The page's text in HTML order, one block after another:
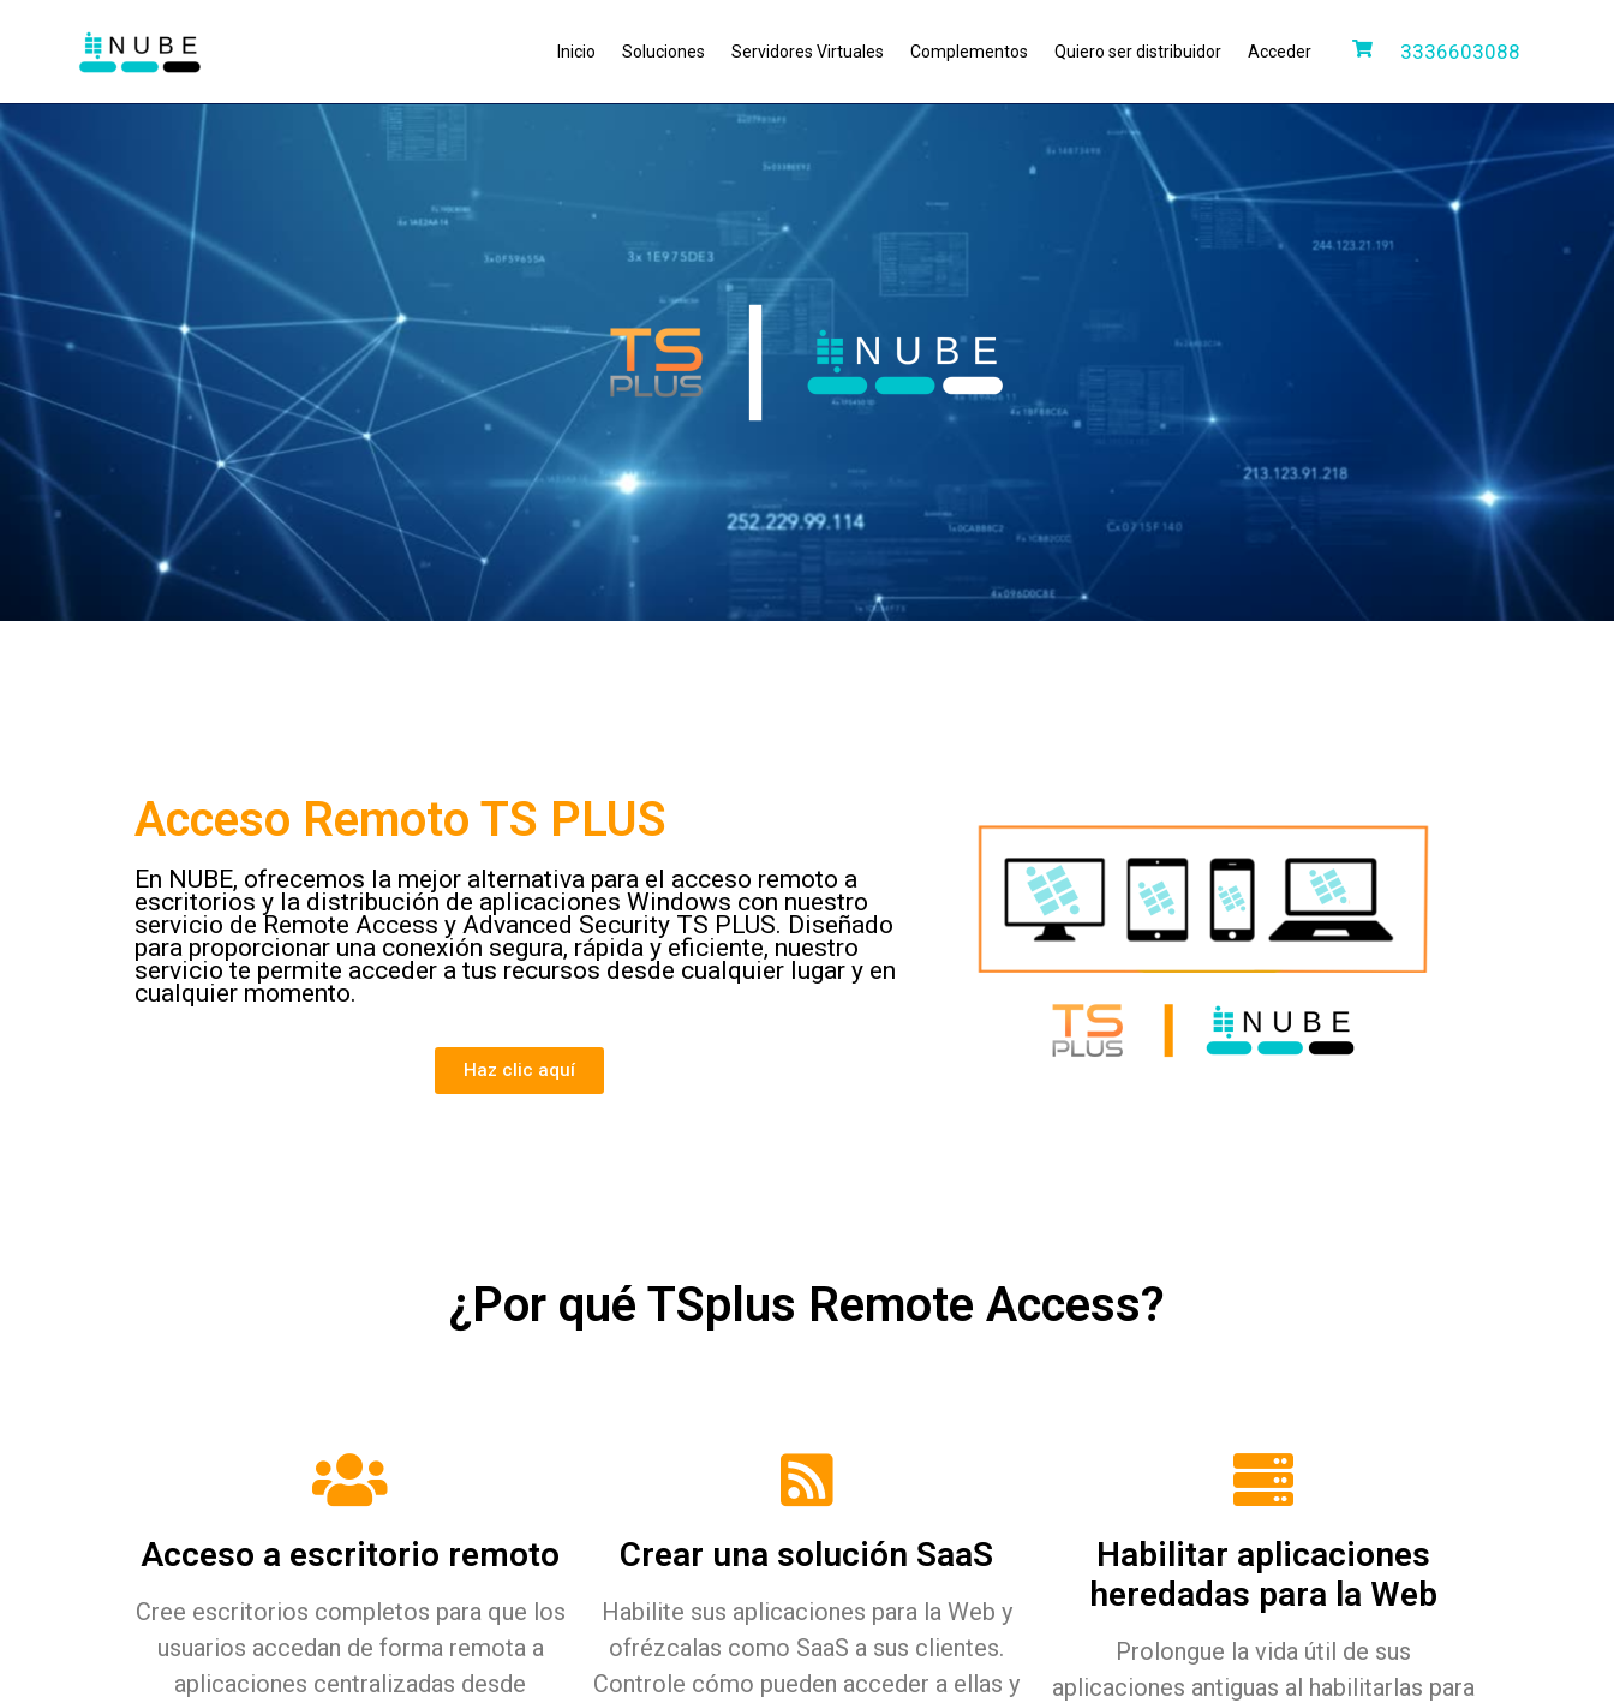
Inicio Soluciones Servidores Virtuales Complementos Quiero ser distribuidor Acceder 3336603088
Acceso Remoto TS PLUS
En NUBE, ofrecemos la mejor alternativa para el acceso remoto a
escritorios y la distribución de aplicaciones Windows con nuestro
servicio de Remote Access y Advanced Security TS PLUS. Diseñado
para proporcionar una conexión segura, rápida y eficiente, nuestro
servicio te permite acceder a tus recursos desde cualquier lugar y en
cualquier momento.
Haz clic aquí
¿Por qué TSplus Remote Access?
Acceso a escritorio remoto
Cree escritorios completos para que los
usuarios accedan de forma remota a
aplicaciones centralizadas desde
Crear una solución SaaS
Habilite sus aplicaciones para la Web y
ofrézcalas como SaaS a sus clientes.
Controle cómo pueden acceder a ellas y
Habilitar aplicaciones
heredadas para la Web
Prolongue la vida útil de sus
aplicaciones antiguas al habilitarlas para